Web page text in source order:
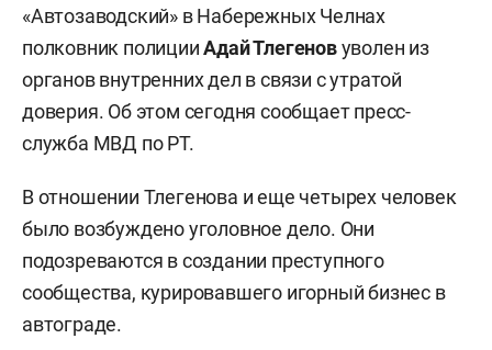
«Автозаводский» в Набережных Челнах
полковник полицииАдай Тлегеновуволен из
органов внутренних дел в связи с утратой
доверия. Об этом сегодня сообщает пресс-
служба МВД по РТ.
В отношении Тлегенова и еще четырех человек
было возбуждено уголовное дело. Они
подозреваются в создании преступного
сообщества, курировавшего игорный бизнес в
автограде.